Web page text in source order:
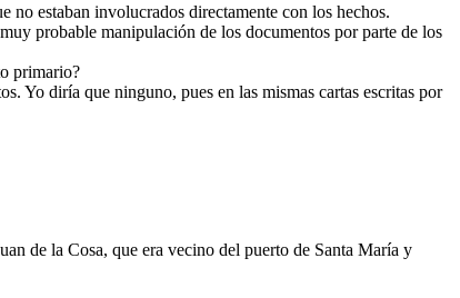
no estaban involucrados directamente con los hechos.
probable manipulación de los documentos por parte de los
primario?
Yo diría que ninguno, pues en las mismas cartas escritas por
de la Cosa, que era vecino del puerto de Santa María y